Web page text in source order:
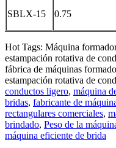
SBLX-15 0.75
Hot Tags: Máquina
estampación rotativa de
fábrica de máquinas
estampación rotativa de
conductos ligero, máquina
bridas, fabricante de
rectangulares comerciales,
brindado, Peso de la
máquina eficiente de brida